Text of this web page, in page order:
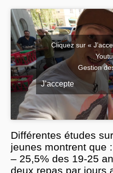
Cliquez sur «
Gestion
J’accepte
Différentes études
jeunes montrent que :
– 25,5% des 19-25
deux repas par jours